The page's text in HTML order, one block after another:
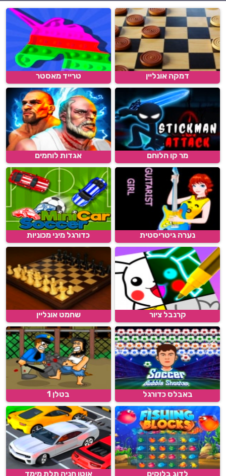
דמקה אונליין טרייד מאסטר
מר קו הלוחם אגדות לוחמים
נערה גיטריסטית כדורגל מיני מכוניות
קרנבל ציור שחמט אונליין
באבלס כדורגל בטלן 1
לדוג בלוקים אוטו חניה תלת מימד